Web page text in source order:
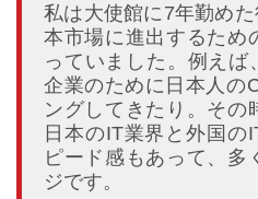
私は大使館に7年勤め
本市場に進出するため
っていました。例え
企業のために日本人の
ングしてきたり。その
日本のIT業界と外国の
ピード感もあって、多
ジです。